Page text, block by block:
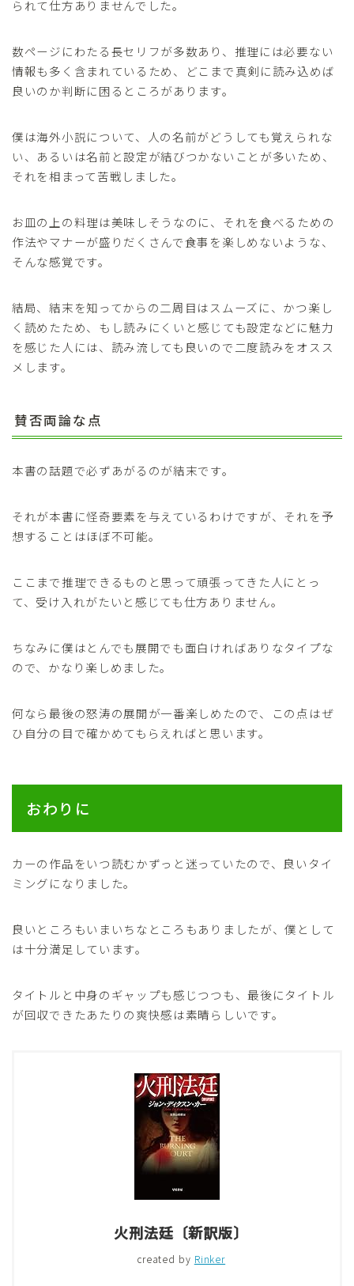
られて仕方ありませんでした。
数ページにわたる長セリフが多数あり、推理には必要ない
情報も多く含まれているため、どこまで真剣に読み込めば
良いのか判断に困るところがあります。
僕は海外小説について、人の名前がどうしても覚えられな
い、あるいは名前と設定が結びつかないことが多いため、
それを相まって苦戦しました。
お皿の上の料理は美味しそうなのに、それを食べるための
作法やマナーが盛りだくさんで食事を楽しめないような、
そんな感覚です。
結局、結末を知ってからの二周目はスムーズに、かつ楽し
く読めたため、もし読みにくいと感じても設定などに魅力
を感じた人には、読み流しても良いので二度読みをオスス
メします。
賛否両論な点
本書の話題で必ずあがるのが結末です。
それが本書に怪奇要素を与えているわけですが、それを予
想することはほぼ不可能。
ここまで推理できるものと思って頑張ってきた人にとっ
て、受け入れがたいと感じても仕方ありません。
ちなみに僕はとんでも展開でも面白ければありなタイプな
ので、かなり楽しめました。
何なら最後の怒涛の展開が一番楽しめたので、この点はぜ
ひ自分の目で確かめてもらえればと思います。
おわりに
カーの作品をいつ読むかずっと迷っていたので、良いタイ
ミングになりました。
良いところもいまいちなところもありましたが、僕として
は十分満足しています。
タイトルと中身のギャップも感じつつも、最後にタイトル
が回収できたあたりの爽快感は素晴らしいです。
火刑法廷〔新訳版〕
created by Rinker